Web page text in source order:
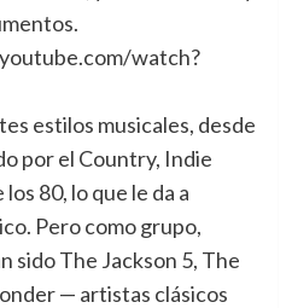
watch?
estilos musicales, desde
por el Country, Indie
80, lo que le da a
Pero como grupo,
sido The Jackson 5, The
— artistas clásicos